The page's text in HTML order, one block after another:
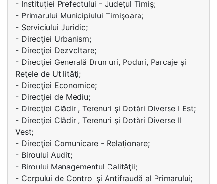
- Instituţiei Prefectului - Judeţul Timiş;
- Primarului Municipiului Timişoara;
- Serviciului Juridic;
- Direcţiei Urbanism;
- Direcţiei Dezvoltare;
- Direcţiei Generală Drumuri, Poduri, Parcaje şi
Reţele de Utilităţi;
- Direcţiei Economice;
- Direcţiei de Mediu;
- Direcţiei Clădiri, Terenuri şi Dotări Diverse I Est;
- Direcţiei Clădiri, Terenuri şi Dotări Diverse II
Vest;
- Direcţiei Comunicare - Relaţionare;
- Biroului Audit;
- Biroului Managementul Calităţii;
- Corpului de Control şi Antifraudă al Primarului;